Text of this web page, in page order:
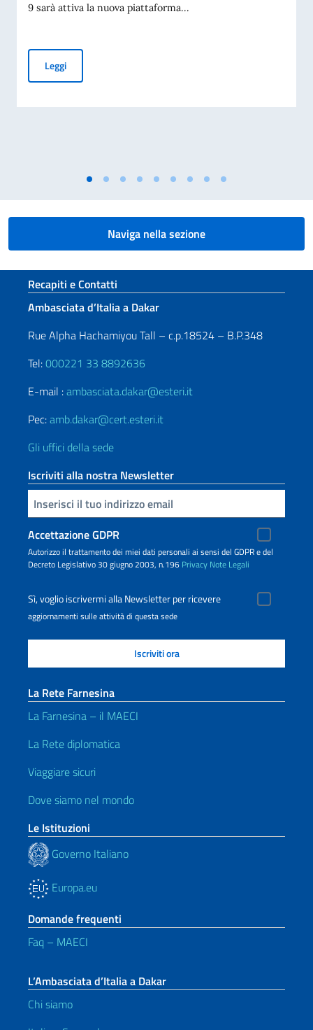
9 sarà attiva la nuova piattaforma...
LeggiPiattaforma per la prenotazione degli appuntamenti per i
Naviga nella sezione
Sezione footer
Recapiti e Contatti
Ambasciata d’Italia a Dakar
Rue Alpha Hachamiyou Tall – c.p.18524 – B.P.348
Tel:000221 33 8892636
E-mail :ambasciata.dakar@esteri.it
Pec:amb.dakar@cert.esteri.it
Gli uffici della sede
Iscriviti alla nostra Newsletter
Inserisci la tua email
Accettazione GDPR
Autorizzo il trattamento dei miei dati personali ai sensi del GDPR e del
Decreto Legislativo 30 giugno 2003, n.196 Privacy Note Legali
Sì, voglio iscrivermi alla Newsletter per ricevere
aggiornamenti sulle attività di questa sede
La Rete Farnesina
La Farnesina – il MAECI
La Rete diplomatica
Viaggiare sicuri
Dove siamo nel mondo
Le Istituzioni
Governo Italiano
Europa.eu
Domande frequenti
Faq – MAECI
L’Ambasciata d’Italia a Dakar
Chi siamo